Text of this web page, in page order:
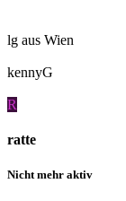
lg aus Wien
kennyG
R
ratte
Nicht mehr aktiv